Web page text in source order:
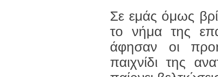
Σε εμάς όμως
το νήμα της
άφησαν οι
παιχνίδι της